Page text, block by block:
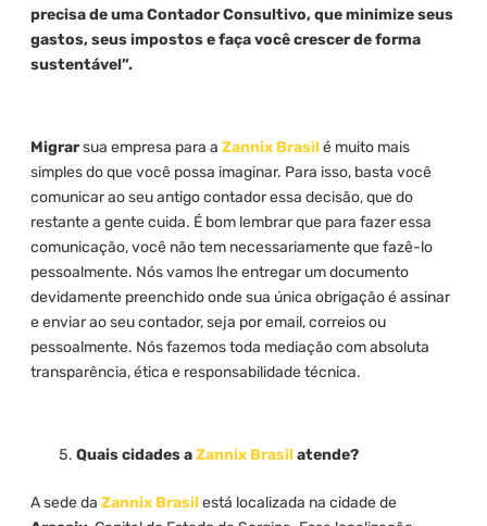
precisa de uma Contador Consultivo, que minimize seus
gastos, seus impostos e faça você crescer de forma
sustentável”.
Migrarsua empresa para a Zannix Brasilé muito mais
simples do que você possa imaginar. Para isso, basta você
comunicar ao seu antigo contador essa decisão, que do
restante a gente cuida. É bom lembrar que para fazer essa
comunicação, você não tem necessariamente que fazê-lo
pessoalmente. Nós vamos lhe entregar um documento
devidamente preenchido onde sua única obrigação é assinar
e enviar ao seu contador, seja por email, correios ou
pessoalmente. Nós fazemos toda mediação com absoluta
transparência, ética e responsabilidade técnica.
Quais cidades aZannix Brasilatende?
A sede da Zannix Brasilestá localizada na cidade de